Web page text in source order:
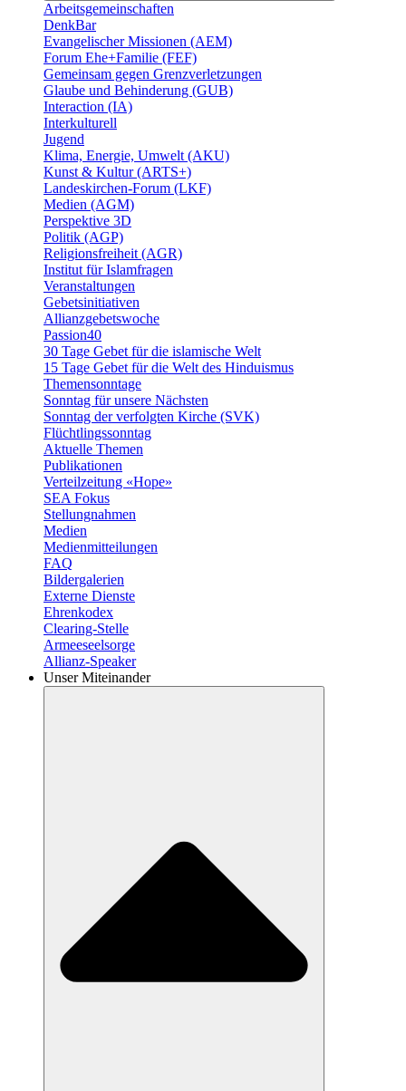
Arbeitsgemeinschaften
DenkBar
Evangelischer Missionen (AEM)
Forum Ehe+Familie (FEF)
Gemeinsam gegen Grenzverletzungen
Glaube und Behinderung (GUB)
Interaction (IA)
Interkulturell
Jugend
Klima, Energie, Umwelt (AKU)
Kunst & Kultur (ARTS+)
Landeskirchen-Forum (LKF)
Medien (AGM)
Perspektive 3D
Politik (AGP)
Religionsfreiheit (AGR)
Institut für Islamfragen
Veranstaltungen
Gebetsinitiativen
Allianzgebetswoche
Passion40
30 Tage Gebet für die islamische Welt
15 Tage Gebet für die Welt des Hinduismus
Themensonntage
Sonntag für unsere Nächsten
Sonntag der verfolgten Kirche (SVK)
Flüchtlingssonntag
Aktuelle Themen
Publikationen
Verteilzeitung «Hope»
SEA Fokus
Stellungnahmen
Medien
Medienmitteilungen
FAQ
Bildergalerien
Externe Dienste
Ehrenkodex
Clearing-Stelle
Armeeseelsorge
Allianz-Speaker
Unser Miteinander